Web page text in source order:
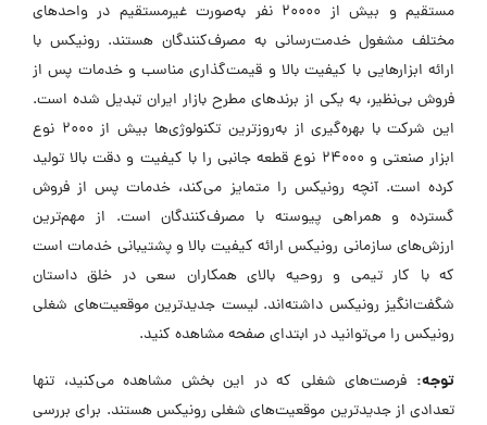
مستقیم و بیش از ۲۰۰۰۰ نفر به‌صورت غیرمستقیم در واحدهای
مختلف مشغول خدمت‌رسانی به مصرف‌کنندگان هستند. رونیکس با
ارائه ابزارهایی با کیفیت بالا و قیمت‌گذاری مناسب و خدمات پس از
فروش بی‌نظیر، به یکی از برندهای مطرح بازار ایران تبدیل شده است.
این شرکت با بهره‌گیری از به‌روزترین تکنولوژی‌ها بیش از ۲۰۰۰ نوع
ابزار صنعتی و ۲۴۰۰۰ نوع قطعه جانبی را با کیفیت و دقت بالا تولید
کرده است. آنچه رونیکس را متمایز می‌کند، خدمات پس از فروش
گسترده و همراهی پیوسته با مصرف‌کنندگان است. از مهم‌ترین
ارزش‌های سازمانی رونیکس ارائه کیفیت بالا و پشتیبانی خدمات است
که با کار تیمی و روحیه بالای همکاران سعی در خلق داستان
شگفت‌انگیز رونیکس داشته‌اند. لیست جدیدترین موقعیت‌های شغلی
رونیکس را می‌توانید در ابتدای صفحه مشاهده کنید.
توجه: فرصت‌های شغلی که در این بخش مشاهده می‌کنید، تنها
تعدادی از جدیدترین موقعیت‌های شغلی رونیکس هستند. برای بررسی